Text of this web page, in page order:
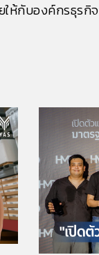
ห้กับองค์กรธุรกิ